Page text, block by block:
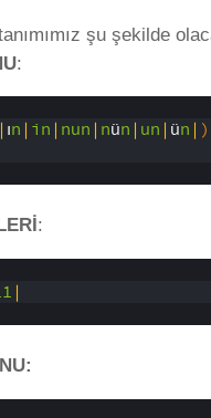
şu şekilde
:
| ın | in | nun | nün | un | ün | )
:
|